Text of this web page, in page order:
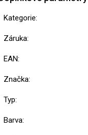
Kategorie:
Záruka:
EAN:
Značka:
Typ:
Barva: